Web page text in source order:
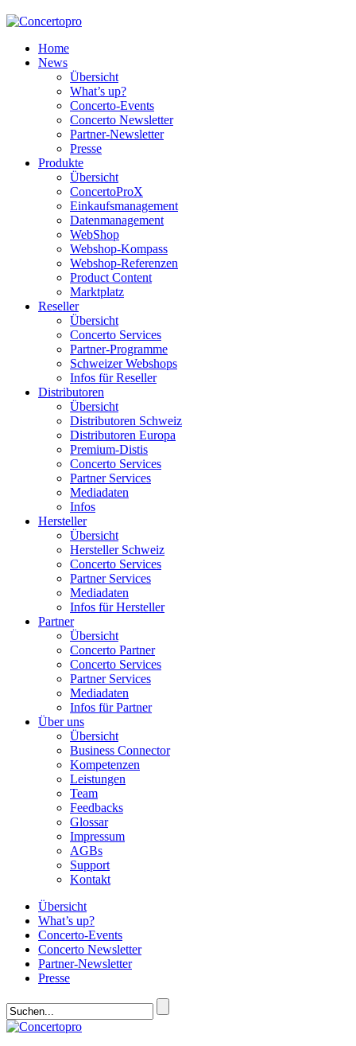
Home
News
Übersicht
What’s up?
Concerto-Events
Concerto Newsletter
Partner-Newsletter
Presse
Produkte
Übersicht
ConcertoProX
Einkaufsmanagement
Datenmanagement
WebShop
Webshop-Kompass
Webshop-Referenzen
Product Content
Marktplatz
Reseller
Übersicht
Concerto Services
Partner-Programme
Schweizer Webshops
Infos für Reseller
Distributoren
Übersicht
Distributoren Schweiz
Distributoren Europa
Premium-Distis
Concerto Services
Partner Services
Mediadaten
Infos
Hersteller
Übersicht
Hersteller Schweiz
Concerto Services
Partner Services
Mediadaten
Infos für Hersteller
Partner
Übersicht
Concerto Partner
Concerto Services
Partner Services
Mediadaten
Infos für Partner
Über uns
Übersicht
Business Connector
Kompetenzen
Leistungen
Team
Feedbacks
Glossar
Impressum
AGBs
Support
Kontakt
Übersicht
What’s up?
Concerto-Events
Concerto Newsletter
Partner-Newsletter
Presse